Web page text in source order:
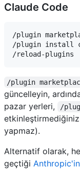
Claude Code
/plugin
/plugin install
/plugin
güncelleyin,
pazar yerleri,
/
yapmaz).
Alternatif olarak,
geçtiği